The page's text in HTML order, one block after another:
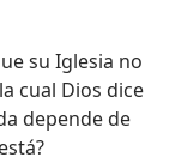
su Iglesia no
cual Dios dice
depende de